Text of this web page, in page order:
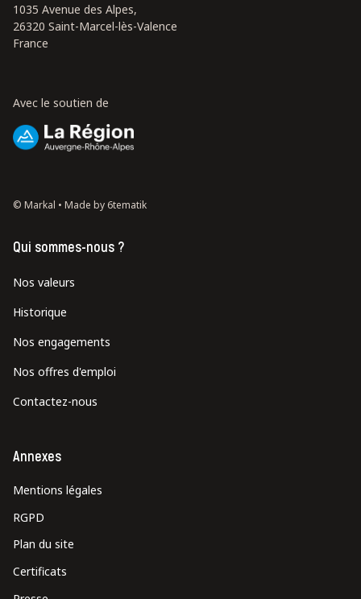
1035 Avenue des Alpes,
26320 Saint-Marcel-lès-Valence
France
Avec le soutien de
© Markal • Made by 6tematik
Qui sommes-nous ?
Nos valeurs
Historique
Nos engagements
Nos offres d'emploi
Contactez-nous
Annexes
Mentions légales
RGPD
Plan du site
Certificats